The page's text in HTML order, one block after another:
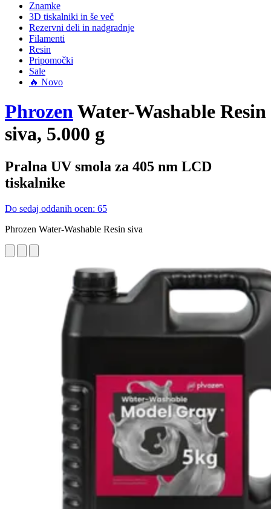
Znamke
3D tiskalniki in še več
Rezervni deli in nadgradnje
Filamenti
Resin
Pripomočki
Sale
🔥 Novo
PhrozenWater-Washable Resin
siva, 5.000 g
Pralna UV smola za 405 nm LCD
tiskalnike
Do sedaj oddanih ocen: 65
Phrozen Water-Washable Resin siva